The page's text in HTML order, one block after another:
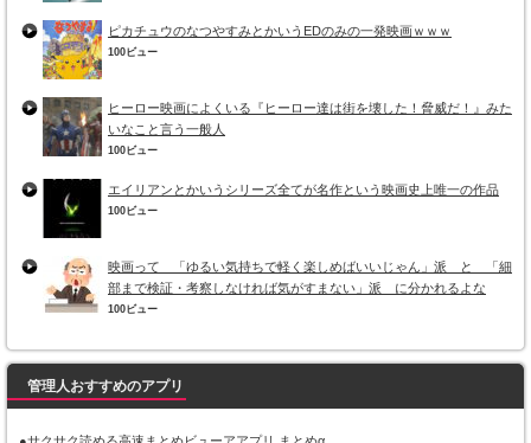
ピカチュウのなつやすみとかいうEDのみの一発映画ｗｗｗ
100ビュー
ヒーロー映画によくいる『ヒーロー達は街を壊した！脅威だ！』みた
いなこと言う一般人
100ビュー
エイリアンとかいうシリーズ全てが名作という映画史上唯一の作品
100ビュー
映画って 「ゆるい気持ちで軽く楽しめばいいじゃん」派 と 「細
部まで検証・考察しなければ気がすまない」派 に分かれるよな
100ビュー
管理人おすすめのアプリ